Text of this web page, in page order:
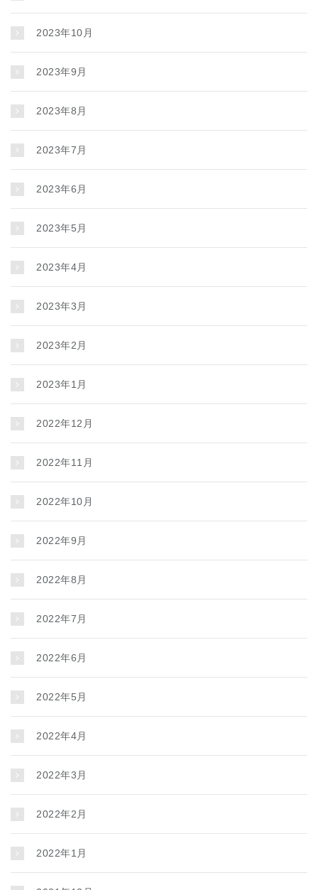
2023年10月
2023年9月
2023年8月
2023年7月
2023年6月
2023年5月
2023年4月
2023年3月
2023年2月
2023年1月
2022年12月
2022年11月
2022年10月
2022年9月
2022年8月
2022年7月
2022年6月
2022年5月
2022年4月
2022年3月
2022年2月
2022年1月